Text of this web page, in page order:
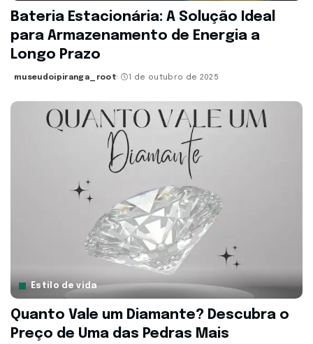
Bateria Estacionária: A Solução Ideal
para Armazenamento de Energia a
Longo Prazo
museudoipiranga_root 1 de outubro de 2025
Estilo de vida
Quanto Vale um Diamante? Descubra o
Preço de Uma das Pedras Mais